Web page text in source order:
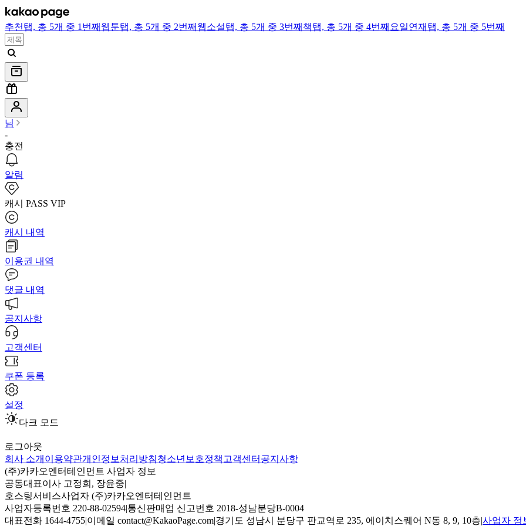
추천 탭, 총 5개 중 1번째 웹툰탭, 총 5개 중 2번째 웹소설탭, 총 5개 중 3번째 책탭, 총 5개 중 4번째 요일연재 탭, 총 5개 중 5번째
님
-
충전
알림
캐시 PASS VIP
캐시 내역
이용권 내역
댓글 내역
공지사항
고객센터
쿠폰 등록
설정
다크 모드
로그아웃
회사 소개 이용약관개인정보처리방침청소년보호정책 고객센터 공지사항
(주)카카오엔터테인먼트 사업자 정보
공동대표이사 고정희, 장윤중|
호스팅서비스사업자 (주)카카오엔터테인먼트
사업자등록번호 220-88-02594|통신판매업 신고번호 2018-성남분당B-0004
대표전화 1644-4755|이메일 contact@KakaoPage.com|경기도 성남시 분당구 판교역로 235, 에이치스퀘어 N동 8, 9, 10층|사업자 정